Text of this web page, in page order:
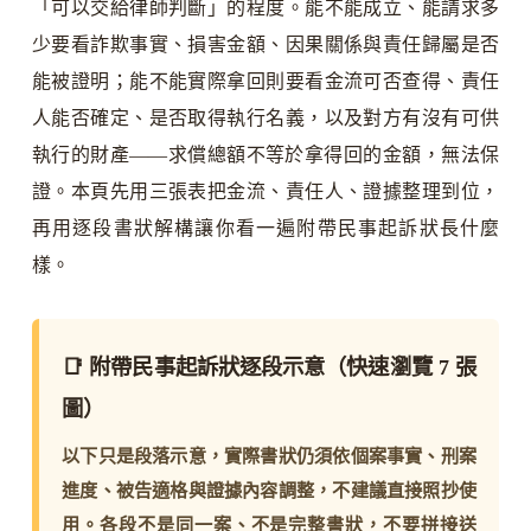
「可以交給律師判斷」的程度。能不能成立、能請求多
少要看詐欺事實、損害金額、因果關係與責任歸屬是否
能被證明；能不能實際拿回則要看金流可否查得、責任
人能否確定、是否取得執行名義，以及對方有沒有可供
執行的財產——求償總額不等於拿得回的金額，無法保
證。本頁先用三張表把金流、責任人、證據整理到位，
再用逐段書狀解構讓你看一遍附帶民事起訴狀長什麼
樣。
📑 附帶民事起訴狀逐段示意（快速瀏覽 7 張
圖）
以下只是段落示意，實際書狀仍須依個案事實、刑案
進度、被告適格與證據內容調整，不建議直接照抄使
用。各段不是同一案、不是完整書狀，不要拼接送